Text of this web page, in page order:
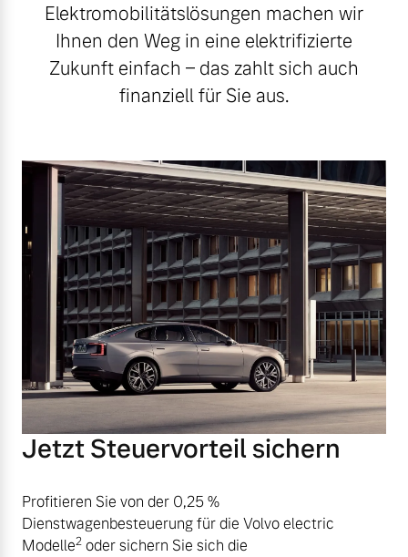
Elektromobilitätslösungen machen wir
Ihnen den Weg in eine elektrifizierte
Zukunft einfach – das zahlt sich auch
finanziell für Sie aus.
Jetzt Steuervorteil sichern
Profitieren Sie von der 0,25 %
Dienstwagenbesteuerung für die Volvo electric
Modelle2 oder sichern Sie sich die